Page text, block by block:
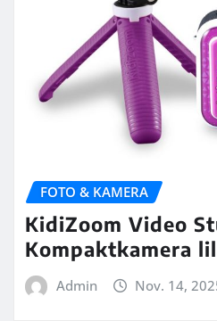
FOTO & KAMERA
KidiZoom Video
Kompaktkamera
Admin Nov. 14,